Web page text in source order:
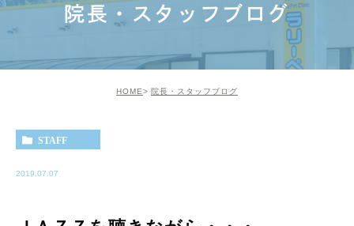
院長・スタッフブログ
HOME 院長・スタッフブログ
STAFF
2019.07.07